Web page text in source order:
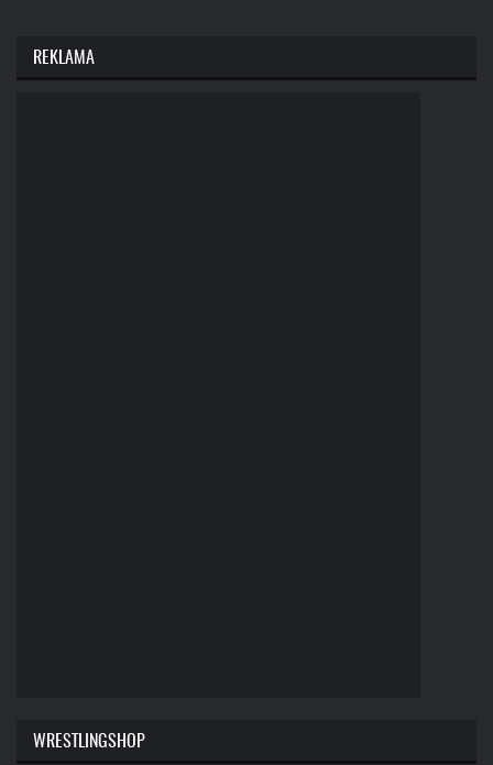
REKLAMA
WRESTLINGSHOP